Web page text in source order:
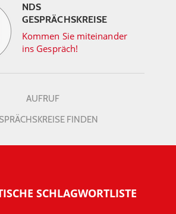
NDS
GESPRÄCHSKREISE
Kommen Sie miteinander
ins Gespräch!
AUFRUF
FINDEN
SCHLAGWORTLISTE